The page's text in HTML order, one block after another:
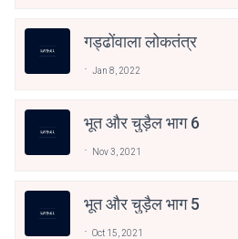
गड्ढोंवाला लोकतंत्र
Jan 8, 2022
भूत और चुड़ैल भाग 6
Nov 3, 2021
भूत और चुड़ैल भाग 5
Oct 15, 2021